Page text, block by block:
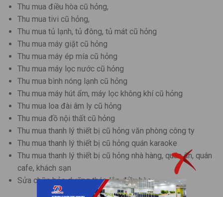
Thu mua điều hòa cũ hỏng,
Thu mua tivi cũ hỏng,
Thu mua tủ lạnh, tủ đông, tủ mát cũ hỏng
Thu mua máy giặt cũ hỏng
Thu mua máy ép mía cũ hỏng
Thu mua máy lọc nước cũ hỏng
Thu mua bình nóng lạnh cũ hỏng
Thu mua máy hút ẩm, máy lọc không khí cũ hỏng
Thu mua loa đài âm ly cũ hỏng
Thu mua đồ nội thất cũ hỏng
Thu mua thanh lý thiết bị cũ hỏng văn phòng công ty
Thu mua thanh lý thiết bị cũ hỏng quán karaoke
Thu mua thanh lý thiết bị cũ hỏng nhà hàng, quán ăn, quán
cafe, khách sạn
Sửa chữa bảo dưỡng tháo lắp điều hòa